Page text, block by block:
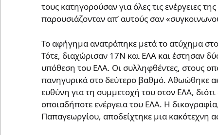
τους κατηγορούσαν για όλες τις ενέργειες
παρουσιάζονταν απ’ αυτούς σαν
Το αφήγημα ανατράπηκε μετά το ατύχημα
Τότε, διαχώρισαν 17Ν και ΕΛΑ και έστησαν
υπόθεση του ΕΛΑ. Οι συλληφθέντες, στους
πανηγυρικά στο δεύτερο βαθμό. Αθωώθηκε
ευθύνη για τη συμμετοχή του στον ΕΛΑ,
οποιαδήποτε ενέργεια του ΕΛΑ. Η
Παπαγεωργίου, αποδείχτηκε μια κακότεχνη